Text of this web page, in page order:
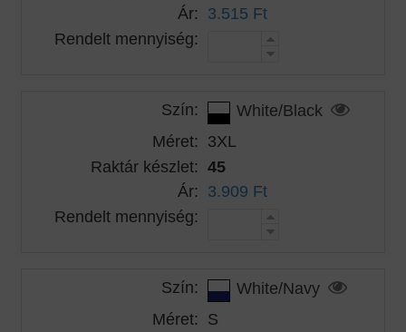
Ár: 3.515 Ft
Rendelt mennyiség:
Szín:
White/Black
Méret: 3XL
Raktár készlet: 45
Ár: 3.909 Ft
Rendelt mennyiség:
Szín:
White/Navy
Méret: S